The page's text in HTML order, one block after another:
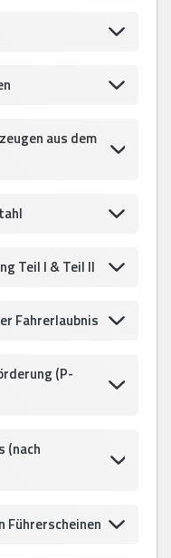
aus dem
Teil I & Teil II
Fahrerlaubnis
(P-
(nach